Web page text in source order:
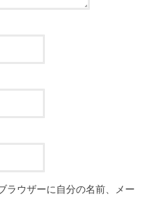
ラウザーに自分の名前、メー